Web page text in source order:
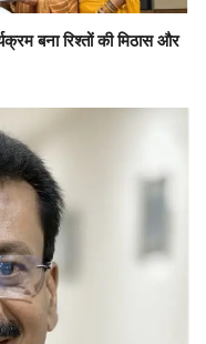
बना रिश्तों की मिठास और